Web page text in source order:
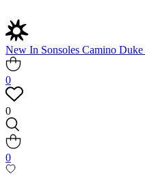
New In Sonsoles Camino Duke
0
0
0